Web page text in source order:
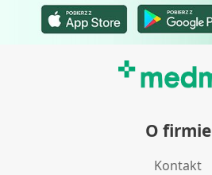
O firmie
Kontakt